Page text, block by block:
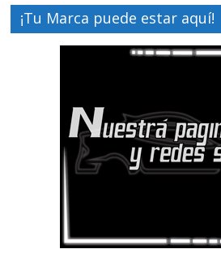
¡Tu Marca puede estar aquí!